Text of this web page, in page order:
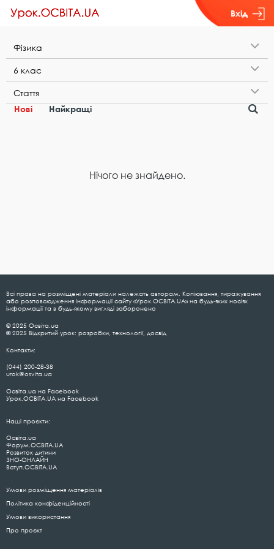
Вхід
Ф​і​з​и​к​а
6​ ​к​л​а​с
С​т​а​т​т​я
Нові
Найкращі
Нічого не знайдено.
Всі права на розміщені матеріали належать авторам. Копіювання, тиражування
або розповсюдження інформації сайту «Урок.ОСВІТА.UA» на будь-яких носіях
інформації та в будь-якому вигляді заборонено
© 2025 Освіта.ua
© 2025 Відкритий урок: розробки, технології, досвід
Контакти:
(044) 200-28-38
urok@osvita.ua
Освіта.ua на Facebook
Урок.ОСВІТА.UA на Facebook
Наші проєкти:
Освіта.ua
Форум.ОСВІТА.UA
Розвиток дитини
ЗНО-ОНЛАЙН
Вступ.ОСВІТА.UA
Умови розміщення матеріалів
Політика конфіденційності
Умови використання
Про проєкт